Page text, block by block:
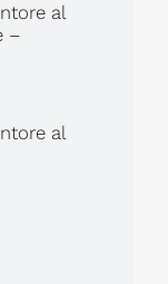
al
–
al